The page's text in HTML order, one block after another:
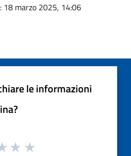
: 18 marzo 2025, 14:06
le informazioni